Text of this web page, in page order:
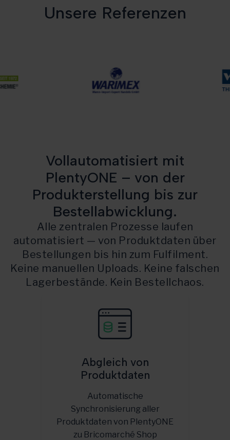
Unsere Referenzen
Vollautomatisiert mit
PlentyONE – von der
Produkterstellung bis zur
Bestellabwicklung.
Alle zentralen Prozesse laufen
automatisiert — von Produktdaten über
Bestellungen bis hin zum Fulfilment.
Keine manuellen Uploads. Keine falschen
Lagerbestände. Kein Bestellchaos.
Abgleich von
Produktdaten
Automatische
Synchronisierung aller
Produktdaten von PlentyONE
zu Bricomarché Shop